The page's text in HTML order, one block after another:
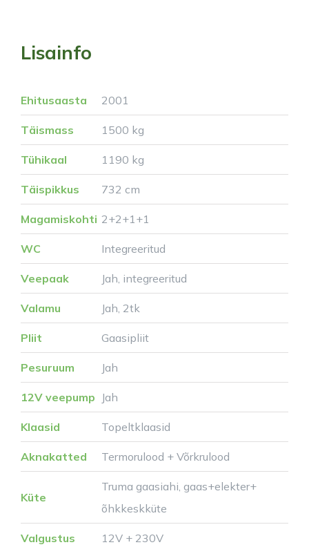
Lisainfo
Ehitusaasta 2001
Täismass 1500 kg
Tühikaal 1190 kg
Täispikkus 732 cm
Magamiskohti 2+2+1+1
WC Integreeritud
Veepaak Jah, integreeritud
Valamu Jah, 2tk
Pliit Gaasipliit
Pesuruum Jah
12V veepump Jah
Klaasid Topeltklaasid
Aknakatted Termorulood + Võrkrulood
Küte
Truma gaasiahi, gaas+elekter+
õhkkeskküte
Valgustus 12V + 230V